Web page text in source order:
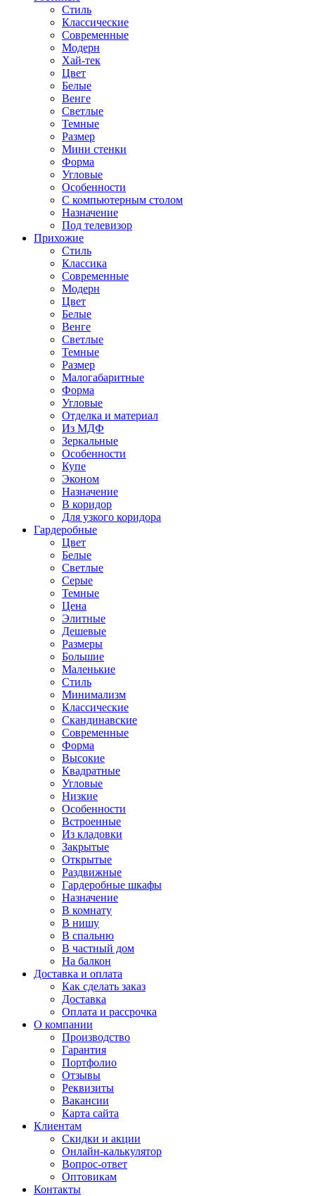
Стиль
Классические
Современные
Модерн
Хай-тек
Цвет
Белые
Венге
Светлые
Темные
Размер
Мини стенки
Форма
Угловые
Особенности
С компьютерным столом
Назначение
Под телевизор
Прихожие
Стиль
Классика
Современные
Модерн
Цвет
Белые
Венге
Светлые
Темные
Размер
Малогабаритные
Форма
Угловые
Отделка и материал
Из МДФ
Зеркальные
Особенности
Купе
Эконом
Назначение
В коридор
Для узкого коридора
Гардеробные
Цвет
Белые
Светлые
Серые
Темные
Цена
Элитные
Дешевые
Размеры
Большие
Маленькие
Стиль
Минимализм
Классические
Скандинавские
Современные
Форма
Высокие
Квадратные
Угловые
Низкие
Особенности
Встроенные
Из кладовки
Закрытые
Открытые
Раздвижные
Гардеробные шкафы
Назначение
В комнату
В нишу
В спальню
В частный дом
На балкон
Доставка и оплата
Как сделать заказ
Доставка
Оплата и рассрочка
О компании
Производство
Гарантия
Портфолио
Отзывы
Реквизиты
Вакансии
Карта сайта
Клиентам
Скидки и акции
Онлайн-калькулятор
Вопрос-ответ
Оптовикам
Контакты